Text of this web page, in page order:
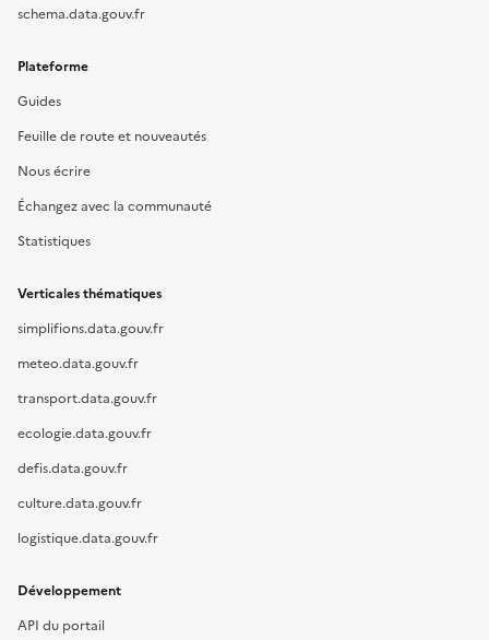
schema.data.gouv.fr
Plateforme
Guides
Feuille de route et nouveautés
Nous écrire
Échangez avec la communauté
Statistiques
Verticales thématiques
simplifions.data.gouv.fr
meteo.data.gouv.fr
transport.data.gouv.fr
ecologie.data.gouv.fr
defis.data.gouv.fr
culture.data.gouv.fr
logistique.data.gouv.fr
Développement
API du portail